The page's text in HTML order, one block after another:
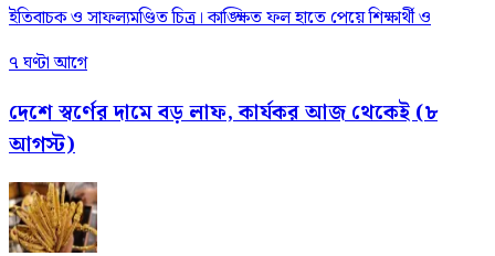
ইতিবাচক ও সাফল্যমণ্ডিত চিত্র। কাঙ্ক্ষিত ফল হাতে পেয়ে শিক্ষার্থী ও
৭ ঘণ্টা আগে
দেশে স্বর্ণের দামে বড় লাফ, কার্যকর আজ থেকেই (৮
আগস্ট)